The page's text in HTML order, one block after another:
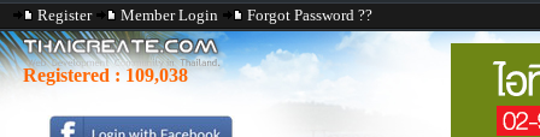
Register Member Login Forgot Password ??
Registered : 109,038